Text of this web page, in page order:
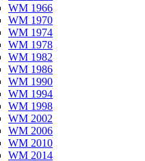
WM 1966
WM 1970
WM 1974
WM 1978
WM 1982
WM 1986
WM 1990
WM 1994
WM 1998
WM 2002
WM 2006
WM 2010
WM 2014